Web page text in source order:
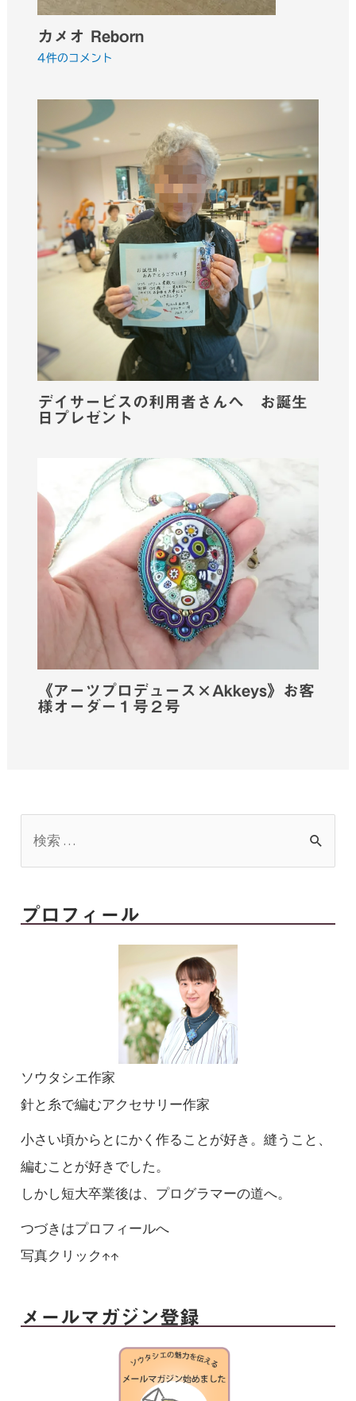
カメオ Reborn
4件のコメント
デイサービスの利用者さんへ お誕生
日プレゼント
《アーツプロデュース×Akkeys》お客
様オーダー１号２号
プロフィール
ソウタシエ作家
針と糸で編むアクセサリー作家
小さい頃からとにかく作ることが好き。縫うこと、
編むことが好きでした。
しかし短大卒業後は、プログラマーの道へ。
つづきはプロフィールへ
写真クリック↑↑
メールマガジン登録